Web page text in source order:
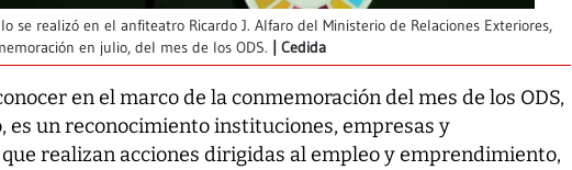
se realizó en el anfiteatro Ricardo J. Alfaro del Ministerio de Relaciones Exteriores,
en julio, del mes de los ODS.
Cedida
en el marco de la conmemoración del mes de los ODS,
es un reconocimiento instituciones, empresas y
realizan acciones dirigidas al empleo y emprendimiento,